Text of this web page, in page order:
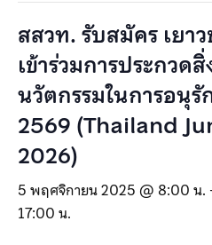
สสวท. รับสมัคร เยา
เข้าร่วมการประกวด
นวัตกรรมในการอนุ
2569 (Thailand
2026)
5 พฤศจิกายน 2025 @ 8:00 น.
17:00 น.